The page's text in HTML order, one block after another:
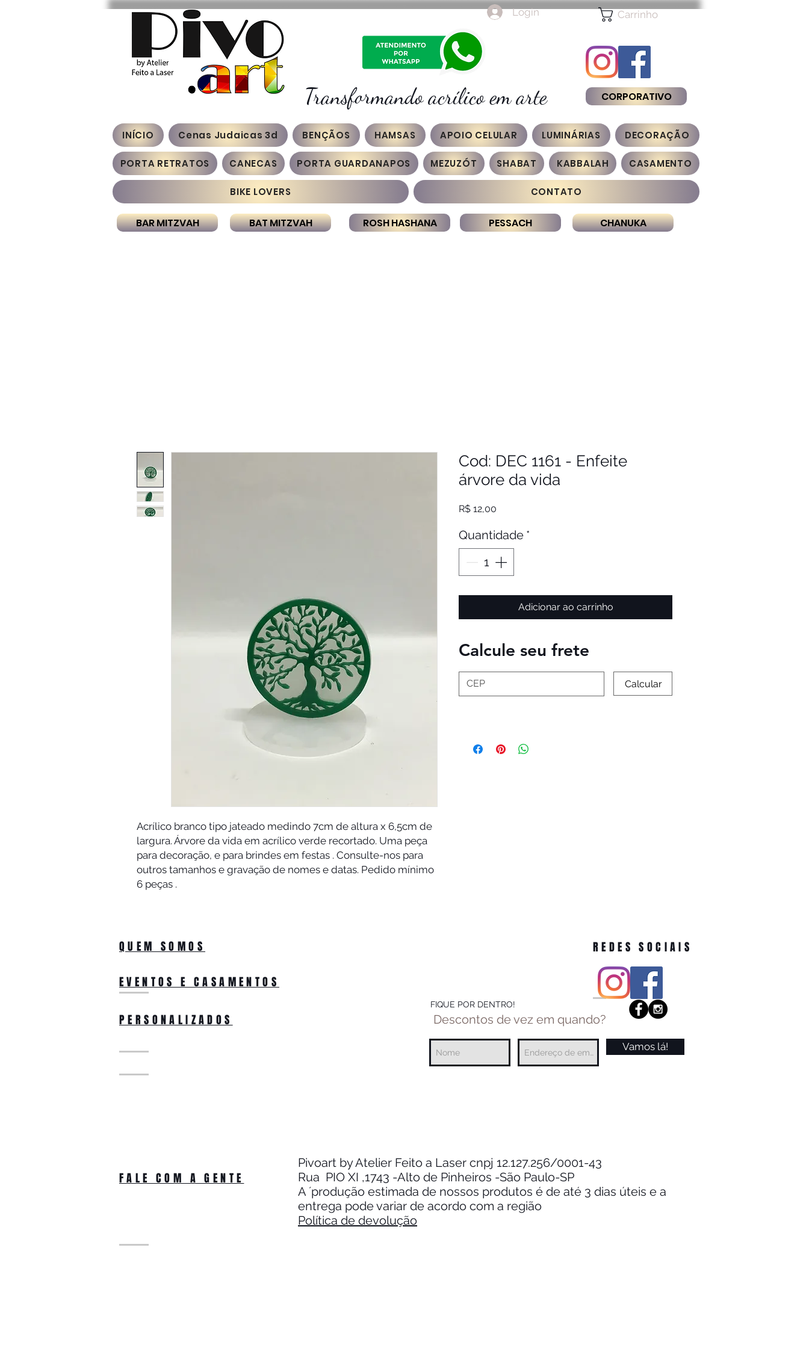
Login
Transformando acrílico em arte
Carrinho
CORPORATIVO
INÍCIO Cenas Judaicas 3d BENÇÃOS HAMSAS APOIO CELULAR LUMINÁRIAS DECORAÇÃO
PORTA RETRATOS CANECAS PORTA GUARDANAPOS MEZUZÓT SHABAT KABBALAH CASAMENTO
BIKE LOVERS CONTATO
BAR MITZVAH BAT MITZVAH ROSH HASHANA PESSACH CHANUKA
Acrílico branco tipo jateado medindo 7cm de altura x 6,5cm de
largura. Árvore da vida em acrílico verde recortado. Uma peça
para decoração, e para brindes em festas . Consulte-nos para
outros tamanhos e gravação de nomes e datas. Pedido mínimo
6 peças .
Cod: DEC 1161 - Enfeite
árvore da vida
R$ 12,00
Quantidade *
Adicionar ao carrinho
Calcule seu frete
Calcular
QUEM SOMOS
EVENTOS E CASAMENTOS
PERSONALIZADOS
REDES SOCIAIS
FIQUE POR DENTRO!
Descontos de vez em quando?
Vamos lá!
FALE COM A GENTE
Pivoart by Atelier Feito a Laser cnpj 12.127.256/0001-43
Rua PIO XI ,1743 -Alto de Pinheiros -São Paulo-SP
A ´produção estimada de nossos produtos é de até 3 dias úteis e a
entrega pode variar de acordo com a região
Política de devolução